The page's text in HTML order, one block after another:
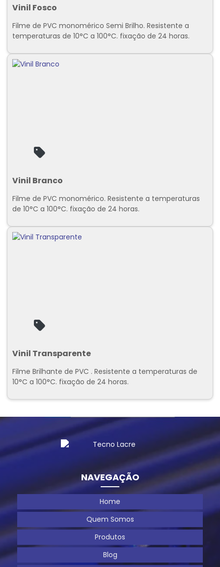
Vinil Fosco
Filme de PVC monomérico Semi Brilho. Resistente a
temperaturas de 10°C a 100°C. fixação de 24 horas.
Vinil Branco
Filme de PVC monomérico. Resistente a temperaturas
de 10°C a 100°C. fixação de 24 horas.
Vinil Transparente
Filme Brilhante de PVC . Resistente a temperaturas de
10°C a 100°C. fixação de 24 horas.
NAVEGAÇÃO
Home
Quem Somos
Produtos
Blog